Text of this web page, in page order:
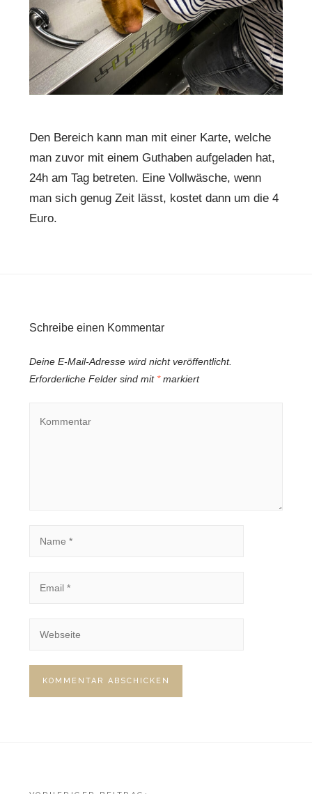
Den Bereich kann man mit einer Karte, welche
man zuvor mit einem Guthaben aufgeladen hat,
24h am Tag betreten. Eine Vollwäsche, wenn
man sich genug Zeit lässt, kostet dann um die 4
Euro.
Schreibe einen Kommentar
Deine E-Mail-Adresse wird nicht veröffentlicht.
Erforderliche Felder sind mit *markiert